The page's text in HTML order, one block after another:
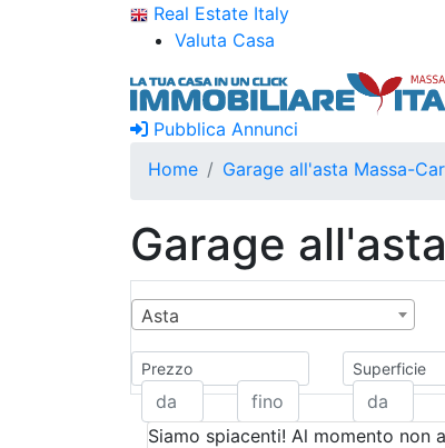
Real Estate Italy
Valuta Casa
Pubblica Annunci
Home
Garage all'asta Massa-
Garage
Asta
Prezzo Superficie
Siamo spiacenti! Al momento non